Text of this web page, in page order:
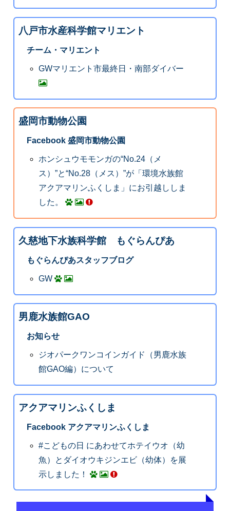
八戸市水産科学館マリエント
チーム・マリエント
GWマリエント市最終日・南部ダイバー
盛岡市動物公園
Facebook 盛岡市動物公園
ホンシュウモモンガの“No.24（メ
ス）”と“No.28（メス）”が「環境水族館
アクアマリンふくしま」にお引越ししま
した。
久慈地下水族科学館 もぐらんぴあ
もぐらんぴあスタッフブログ
GW
男鹿水族館GAO
お知らせ
ジオパークワンコインガイド（男鹿水族
館GAO編）について
アクアマリンふくしま
Facebook アクアマリンふくしま
#こどもの日 にあわせてホテイウオ（幼
魚）とダイオウキジンエビ（幼体）を展
示しました！